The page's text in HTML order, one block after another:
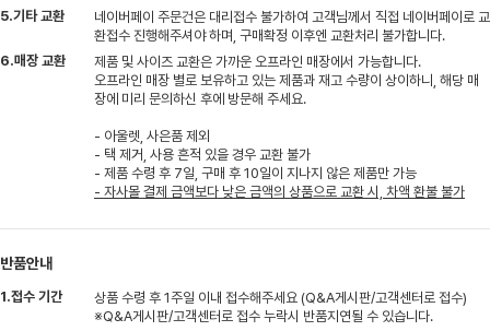
5.기타 교환
네이버페이 주문건은 대리접수 불가하여 고객님께서 직접 네이버페이로 교
환접수 진행해주셔야 하며, 구매확정 이후엔 교환처리 불가합니다.
6.매장 교환
제품 및 사이즈 교환은 가까운 오프라인 매장에서 가능합니다.
오프라인 매장 별로 보유하고 있는 제품과 재고 수량이 상이하니, 해당 매
장에 미리 문의하신 후에 방문해 주세요.
- 아울렛, 사은품 제외
- 택 제거, 사용 흔적 있을 경우 교환 불가
- 제품 수령 후 7일, 구매 후 10일이 지나지 않은 제품만 가능
- 자사몰 결제 금액보다 낮은 금액의 상품으로 교환 시, 차액 환불 불가
반품안내
1.접수 기간
상품 수령 후 1주일 이내 접수해주세요 (Q&A게시판/고객센터로 접수)
※Q&A게시판/고객센터로 접수 누락시 반품지연될 수 있습니다.